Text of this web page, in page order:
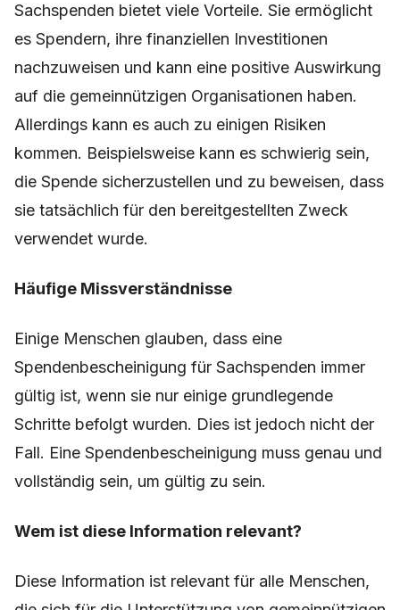
Sachspenden bietet viele Vorteile. Sie ermöglicht
es Spendern, ihre finanziellen Investitionen
nachzuweisen und kann eine positive Auswirkung
auf die gemeinnützigen Organisationen haben.
Allerdings kann es auch zu einigen Risiken
kommen. Beispielsweise kann es schwierig sein,
die Spende sicherzustellen und zu beweisen, dass
sie tatsächlich für den bereitgestellten Zweck
verwendet wurde.
Häufige Missverständnisse
Einige Menschen glauben, dass eine
Spendenbescheinigung für Sachspenden immer
gültig ist, wenn sie nur einige grundlegende
Schritte befolgt wurden. Dies ist jedoch nicht der
Fall. Eine Spendenbescheinigung muss genau und
vollständig sein, um gültig zu sein.
Wem ist diese Information relevant?
Diese Information ist relevant für alle Menschen,